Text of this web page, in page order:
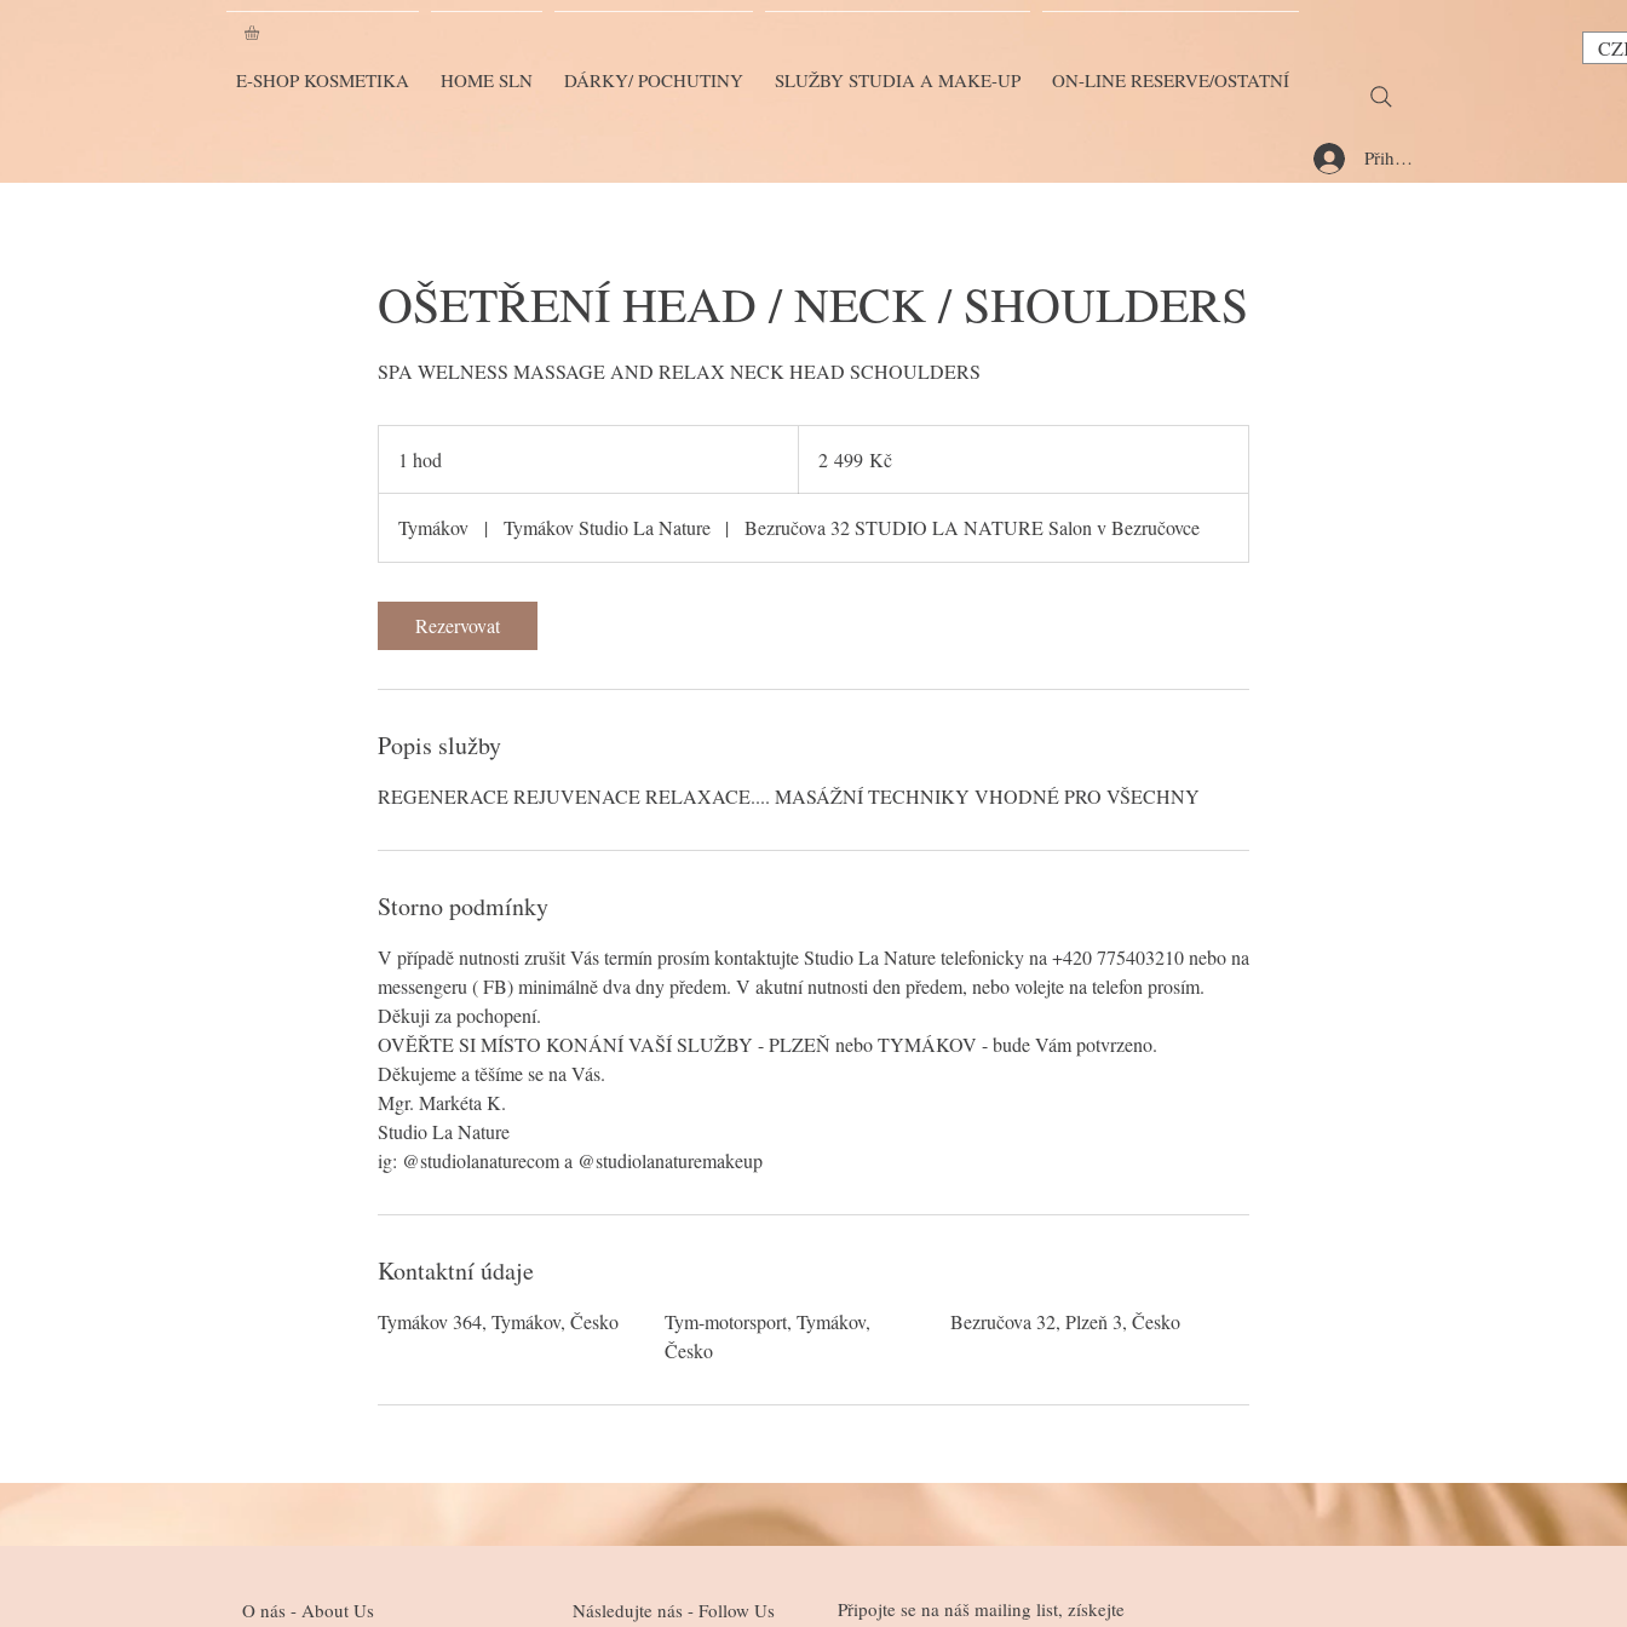
E-SHOP KOSMETIKA HOME SLN DÁRKY/ POCHUTINY SLUŽBY STUDIA A MAKE-UP ON-LINE RESERVE/OSTATNÍ
Přihlásit se
OŠETŘENÍ HEAD / NECK / SHOULDERS
SPA WELNESS MASSAGE AND RELAX NECK HEAD SCHOULDERS
1 hod
h
o
korun2 499 Kč
Tymákov | Tymákov Studio La Nature | Bezručova 32 STUDIO LA NATURE Salon v Bezručovce
Rezervovat
Popis služby
REGENERACE REJUVENACE RELAXACE.... MASÁŽNÍ TECHNIKY VHODNÉ PRO VŠECHNY
Storno podmínky
V případě nutnosti zrušit Vás termín prosím kontaktujte Studio La Nature telefonicky na +420 775403210 nebo na
messengeru ( FB) minimálně dva dny předem. V akutní nutnosti den předem, nebo volejte na telefon prosím.
Děkuji za pochopení.
OVĚŘTE SI MÍSTO KONÁNÍ VAŠÍ SLUŽBY - PLZEŇ nebo TYMÁKOV - bude Vám potvrzeno.
Děkujeme a těšíme se na Vás.
Mgr. Markéta K.
Studio La Nature
ig: @studiolanaturecom a @studiolanaturemakeup
Kontaktní údaje
Tymákov 364, Tymákov, Česko
Tym-motorsport, Tymákov,
Česko
Bezručova 32, Plzeň 3, Česko
O nás - About Us Následujte nás - Follow Us
Připojte se na náš mailing list, získejte